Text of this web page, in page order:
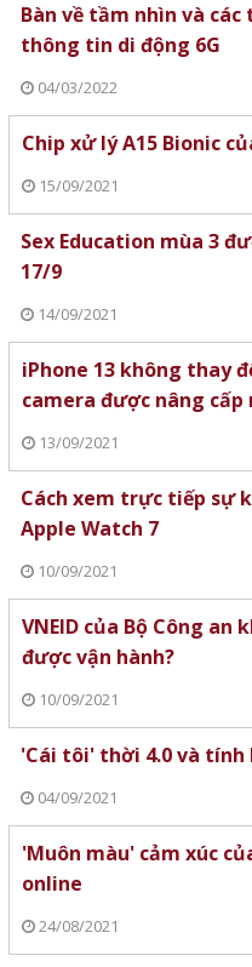
Bàn về tầm nhìn và
thông tin di động 6G
04/03/2022
Chip xử lý A15 Bionic
15/09/2021
Sex Education mùa 3
17/9
14/09/2021
iPhone 13 không thay
camera được nâng cấp
13/09/2021
Cách xem trực tiếp sự
Apple Watch 7
10/09/2021
VNEID của Bộ Công an
được vận hành?
10/09/2021
'Cái tôi' thời 4.0 và
04/09/2021
'Muôn màu' cảm xúc
online
24/08/2021